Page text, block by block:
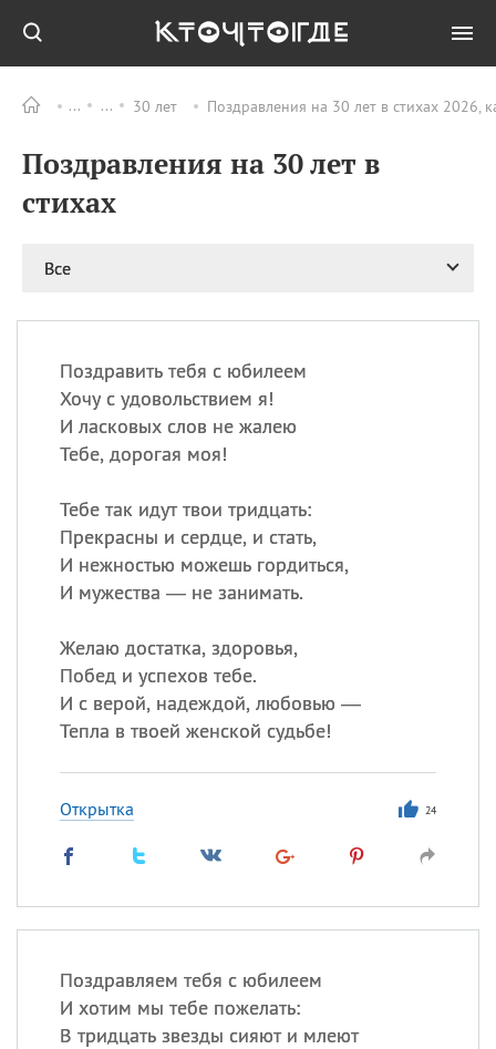
30 лет Поздравления на 30 лет в стихах 2026,
Поздравления на 30 лет в
стихах
Все
Поздравить тебя с юбилеем
Хочу с удовольствием я!
И ласковых слов не жалею
Тебе, дорогая моя!
Тебе так идут твои тридцать:
Прекрасны и сердце, и стать,
И нежностью можешь гордиться,
И мужества — не занимать.
Желаю достатка, здоровья,
Побед и успехов тебе.
И с верой, надеждой, любовью —
Тепла в твоей женской судьбе!
Открытка 24
Поздравляем тебя с юбилеем
И хотим мы тебе пожелать:
В тридцать звезды сияют и млеют
ПРАЗДНИКИ Все
08.08
День «Счастье
случается» (Happiness
великомученика
покровителя всех
ИМЕНА
Сегодня празднуют именины
Александр
Анна
Посмотреть значениеи